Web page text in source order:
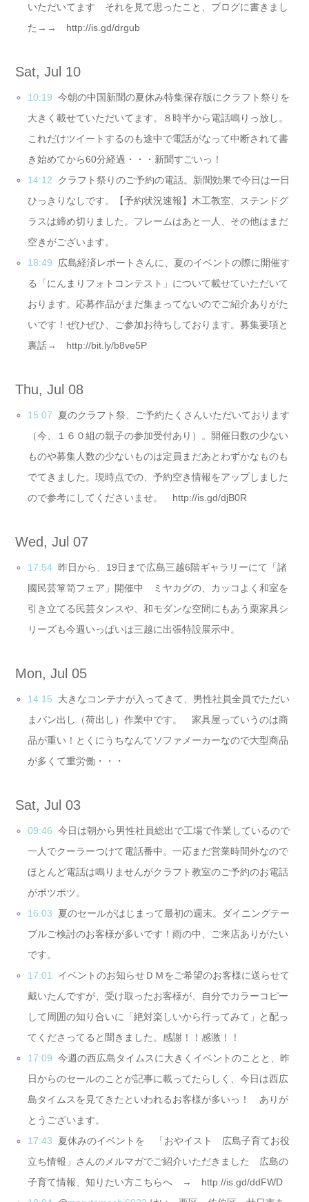
いただいてます それを見て思ったこと、ブログに書きまし
た→→ http://is.gd/drgub
Sat, Jul 10
10:19 今朝の中国新聞の夏休み特集保存版にクラフト祭りを
大きく載せていただいてます。８時半から電話鳴りっ放し。
これだけツイートするのも途中で電話がなって中断されて書
き始めてから60分経過・・・新聞すごいっ！
14:12
クラフト祭りのご予約の電話。新聞効果で今日は一日
ひっきりなしです。【予約状況速報】木工教室、ステンドグ
ラスは締め切りました。フレームはあと一人、その他はまだ
空きがございます。
18:49
広島経済レポートさんに、夏のイベントの際に開催す
る「にんまりフォトコンテスト」について載せていただいて
おります。応募作品がまだ集まってないのでご紹介ありがた
いです！ぜひぜひ、ご参加お待ちしております。募集要項と
裏話→ http://bit.ly/b8ve5P
Thu, Jul 08
15:07
夏のクラフト祭、ご予約たくさんいただいております
（今、１６０組の親子の参加受付あり）。開催日数の少ない
ものや募集人数の少ないものは定員まだあとわずかなものも
でてきました。現時点での、予約空き情報をアップしました
ので参考にしてくださいませ。 http://is.gd/djB0R
Wed, Jul 07
17:54 昨日から、19日まで広島三越6階ギャラリーにて「諸
國民芸箪笥フェア」開催中 ミヤカグの、カッコよく和室を
引き立てる民芸タンスや、和モダンな空間にもあう栗家具シ
リーズも今週いっぱいは三越に出張特設展示中。
Mon, Jul 05
14:15
大きなコンテナが入ってきて、男性社員全員でただい
まバン出し（荷出し）作業中です。 家具屋っていうのは商
品が重い！とくにうちなんてソファメーカーなので大型商品
が多くて重労働・・・
Sat, Jul 03
09:46 今日は朝から男性社員総出で工場で作業しているので
一人でクーラーつけて電話番中。一応まだ営業時間外なので
ほとんど電話は鳴りませんがクラフト教室のご予約のお電話
がポツポツ。
16:03
夏のセールがはじまって最初の週末。ダイニングテー
ブルご検討のお客様が多いです！雨の中、ご来店ありがたい
です。
17:01
イベントのお知らせＤＭをご希望のお客様に送らせて
戴いたんですが、受け取ったお客様が、自分でカラーコピー
して周囲の知り合いに「絶対楽しいから行ってみて」と配っ
てくださってると聞きました。感謝！！感激！！
17:09 今週の西広島タイムスに大きくイベントのことと、昨
日からのセールのことが記事に載ってたらしく、今日は西広
島タイムスを見てきたといわれるお客様が多いっ！ ありが
とうございます。
17:43
夏休みのイベントを 「おやイスト 広島子育てお役
立ち情報」さんのメルマガでご紹介いただきました 広島の
子育て情報、知りたい方こちらへ → http://is.gd/ddFWD